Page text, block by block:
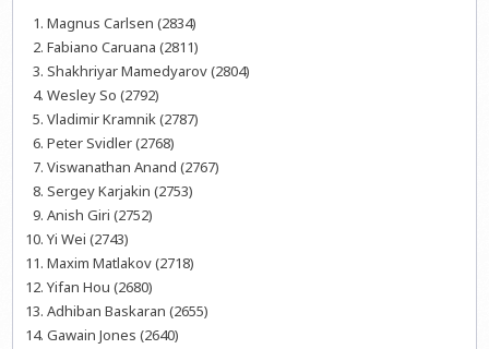
Magnus Carlsen (2834)
Fabiano Caruana (2811)
Shakhriyar Mamedyarov (2804)
Wesley So (2792)
Vladimir Kramnik (2787)
Peter Svidler (2768)
Viswanathan Anand (2767)
Sergey Karjakin (2753)
Anish Giri (2752)
Yi Wei (2743)
Maxim Matlakov (2718)
Yifan Hou (2680)
Adhiban Baskaran (2655)
Gawain Jones (2640)